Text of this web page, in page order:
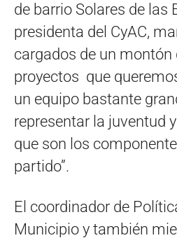
de barrio Solares de las
presidenta del CyAC,
cargados de un montón
proyectos que
un equipo bastante
representar la juventud
que son los
partido”.
El coordinador de
Municipio y también